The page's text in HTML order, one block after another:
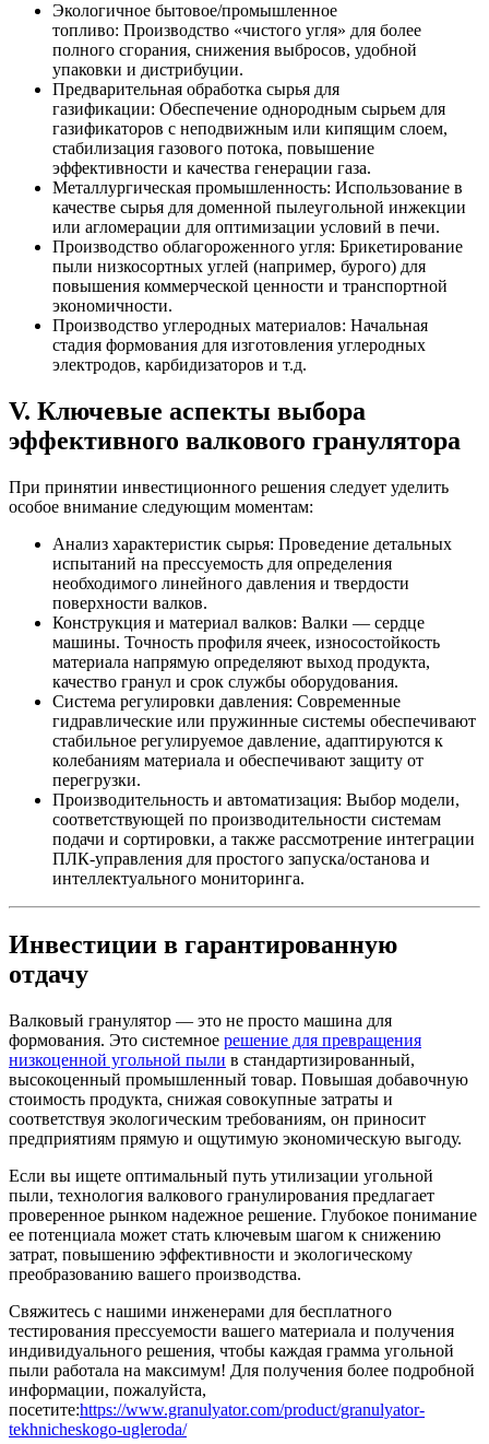
Экологичное бытовое/промышленное
топливо: Производство «чистого угля» для более
полного сгорания, снижения выбросов, удобной
упаковки и дистрибуции.
Предварительная обработка сырья для
газификации: Обеспечение однородным сырьем для
газификаторов с неподвижным или кипящим слоем,
стабилизация газового потока, повышение
эффективности и качества генерации газа.
Металлургическая промышленность: Использование в
качестве сырья для доменной пылеугольной инжекции
или агломерации для оптимизации условий в печи.
Производство облагороженного угля: Брикетирование
пыли низкосортных углей (например, бурого) для
повышения коммерческой ценности и транспортной
экономичности.
Производство углеродных материалов: Начальная
стадия формования для изготовления углеродных
электродов, карбидизаторов и т.д.
V. Ключевые аспекты выбора
эффективного валкового гранулятора
При принятии инвестиционного решения следует уделить
особое внимание следующим моментам:
Анализ характеристик сырья: Проведение детальных
испытаний на прессуемость для определения
необходимого линейного давления и твердости
поверхности валков.
Конструкция и материал валков: Валки — сердце
машины. Точность профиля ячеек, износостойкость
материала напрямую определяют выход продукта,
качество гранул и срок службы оборудования.
Система регулировки давления: Современные
гидравлические или пружинные системы обеспечивают
стабильное регулируемое давление, адаптируются к
колебаниям материала и обеспечивают защиту от
перегрузки.
Производительность и автоматизация: Выбор модели,
соответствующей по производительности системам
подачи и сортировки, а также рассмотрение интеграции
ПЛК-управления для простого запуска/останова и
интеллектуального мониторинга.
Инвестиции в гарантированную
отдачу
Валковый гранулятор — это не просто машина для
формования. Это системное решение для превращения
низкоценной угольной пыли в стандартизированный,
высокоценный промышленный товар. Повышая добавочную
стоимость продукта, снижая совокупные затраты и
соответствуя экологическим требованиям, он приносит
предприятиям прямую и ощутимую экономическую выгоду.
Если вы ищете оптимальный путь утилизации угольной
пыли, технология валкового гранулирования предлагает
проверенное рынком надежное решение. Глубокое понимание
ее потенциала может стать ключевым шагом к снижению
затрат, повышению эффективности и экологическому
преобразованию вашего производства.
Свяжитесь с нашими инженерами для бесплатного
тестирования прессуемости вашего материала и получения
индивидуального решения, чтобы каждая грамма угольной
пыли работала на максимум! Для получения более подробной
информации, пожалуйста,
посетите:https://www.granulyator.com/product/granulyator-
tekhnicheskogo-ugleroda/